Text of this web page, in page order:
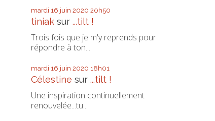
mardi 16 juin 2020 20h50
tiniaksur ...tilt !
Trois fois que je m'y reprends pour
répondre à ton...
mardi 16 juin 2020 18h01
Célestine sur ...tilt !
Une inspiration continuellement
renouvelée...tu...